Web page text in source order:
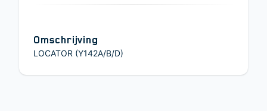
Omschrijving
LOCATOR (Y142A/B/D)